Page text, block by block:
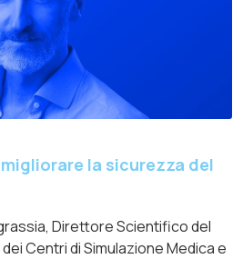
la sicurezza del
Direttore Scientifico del
Centri di Simulazione Medica e